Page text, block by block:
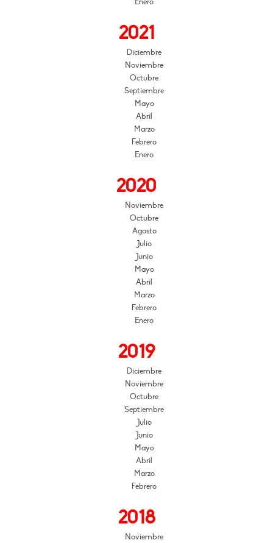
Enero
2021
Diciembre
Noviembre
Octubre
Septiembre
Mayo
Abril
Marzo
Febrero
Enero
2020
Noviembre
Octubre
Agosto
Julio
Junio
Mayo
Abril
Marzo
Febrero
Enero
2019
Diciembre
Noviembre
Octubre
Septiembre
Julio
Junio
Mayo
Abril
Marzo
Febrero
2018
Noviembre